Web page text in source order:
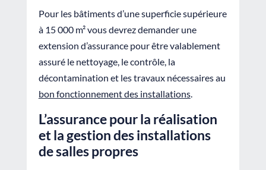
Pour les bâtiments d’une superficie supérieure
à 15 000 m² vous devrez demander une
extension d’assurance pour être valablement
assuré le nettoyage, le contrôle, la
décontamination et les travaux nécessaires au
bon fonctionnement des installations.
L’assurance pour la réalisation
et la gestion des installations
de salles propres